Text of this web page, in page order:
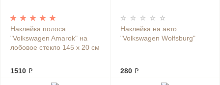
Наклейка полоса
"Volkswagen Amarok" на
лобовое стекло 145 х 20 см
1510 ₽
Наклейка на авто
"Volkswagen Wolfsburg"
280 ₽